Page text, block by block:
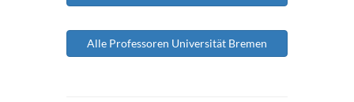
Alle Professoren Universität Bremen